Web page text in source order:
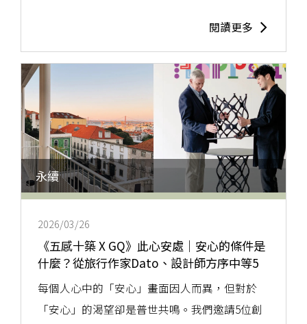
閱讀更多
永續
2026/03/26
《五感十築 X GQ》此心安處｜安心的條件是
什麼？從旅行作家Dato、設計師方序中等5
位創意人回答，看見5種安心力量
每個人心中的「安心」畫面因人而異，但對於
「安心」的渴望卻是普世共鳴。我們邀請5位創